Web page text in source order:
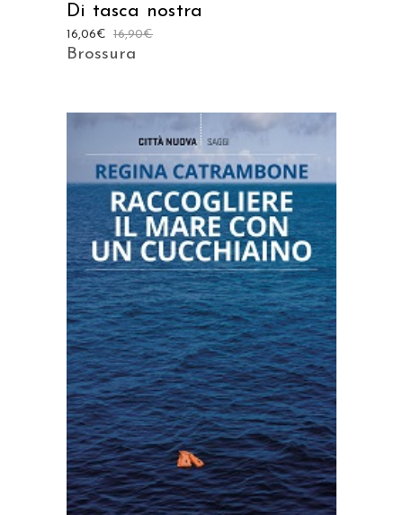
Di tasca nostra
16,90€
16,06€
Brossura
AGGIUNGI AL CARRELLO